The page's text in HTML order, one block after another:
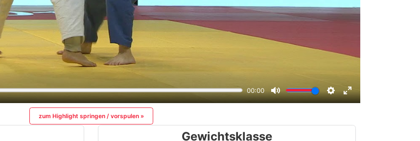
zum Highlight springen / vorspulen »
Gewichtsklasse